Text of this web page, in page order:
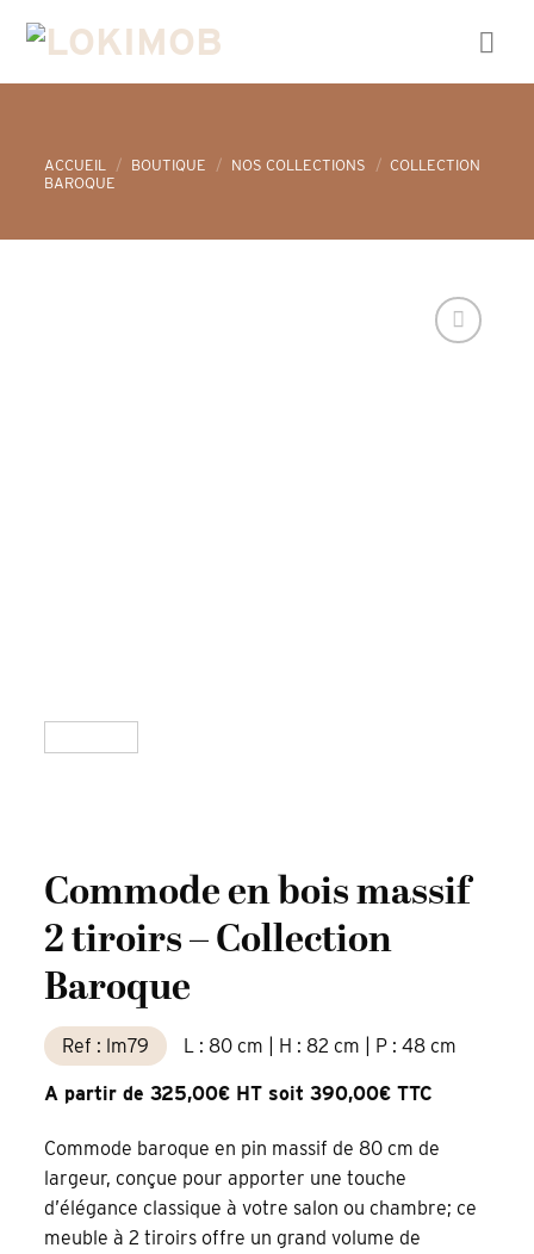
ACCUEIL / BOUTIQUE / NOS COLLECTIONS / COLLECTION
BAROQUE
Commode en bois massif
2 tiroirs – Collection
Baroque
Ref : lm79 L : 80 cm | H : 82 cm | P : 48 cm
A partir de 325,00€ HT soit 390,00€ TTC
Commode baroque en pin massif de 80 cm de
largeur, conçue pour apporter une touche
d’élégance classique à votre salon ou chambre; ce
meuble à 2 tiroirs offre un grand volume de